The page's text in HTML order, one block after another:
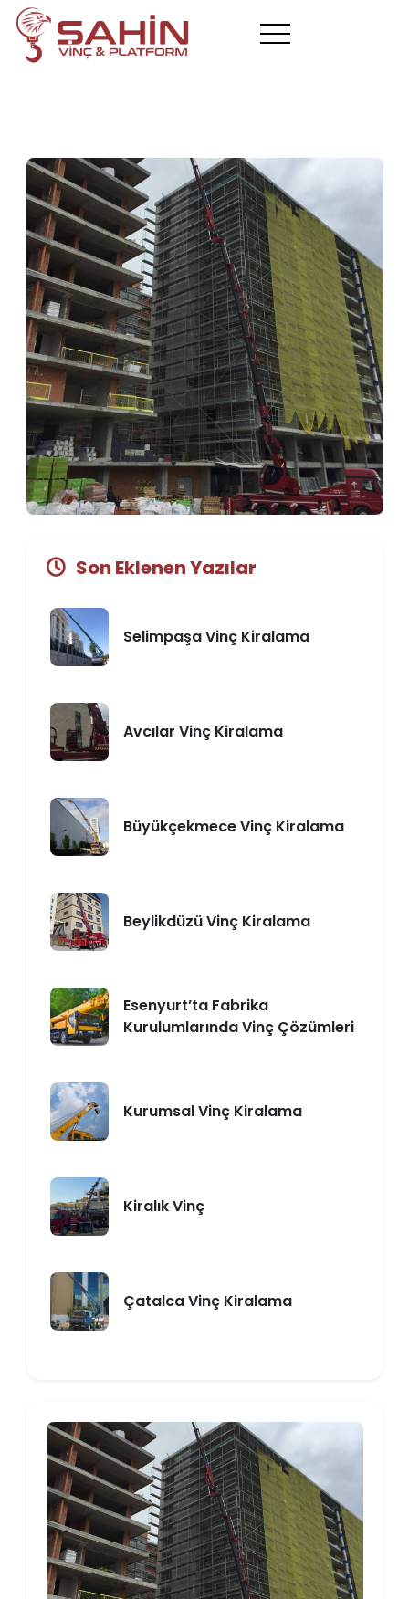
Hizmetlerimiz
Projelerimiz
Hizmet Bölgelerimiz
Blog
Referanslar
İletişim
Son Eklenen Yazılar
Selimpaşa Vinç Kiralama
Avcılar Vinç Kiralama
Büyükçekmece Vinç Kiralama
Beylikdüzü Vinç Kiralama
Esenyurt’ta Fabrika
Kurulumlarında Vinç Çözümleri
Kurumsal Vinç Kiralama
Kiralık Vinç
Çatalca Vinç Kiralama